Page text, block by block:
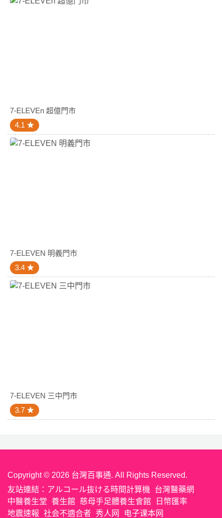
7-ELEVEn 超億門市
4.1
7-ELEVEN 明義門市
3.4
7-ELEVEN 三中門市
3.7
Copyright © 2026 台灣百事通. All Rights Reserved.
友站連結： アルコール抜ける時間計算機
台灣醫藥網
中醫養生堂 養生館 慈母手足體養生會館
日幣匯率
地震速報 社会不適合者 秀人网 电子课本网